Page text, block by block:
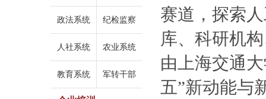
政法系统 纪检监察
人社系统 农业系统
教育系统 军转干部
赛道，探索
库、科研机
由上海交通
五”新动能与